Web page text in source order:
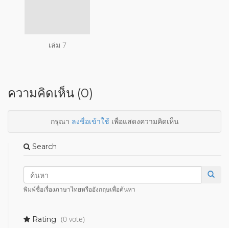
เล่ม 7
ความคิดเห็น (0)
กรุณา ลงชื่อเข้าใช้เพื่อแสดงความคิดเห็น
Search
พิมพ์ชื่อเรื่องภาษาไทยหรืออังกฤษเพื่อค้นหา
Rating (0 vote)